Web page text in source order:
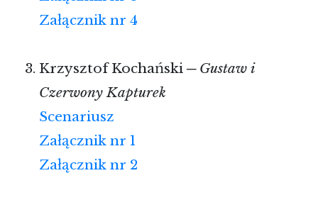
Załącznik nr 4
Krzysztof Kochański ─ Gustaw i
Czerwony Kapturek
Scenariusz
Załącznik nr 1
Załącznik nr 2